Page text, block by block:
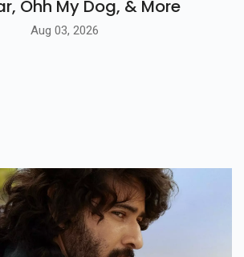
Ohh My Dog, & More
Aug 03, 2026